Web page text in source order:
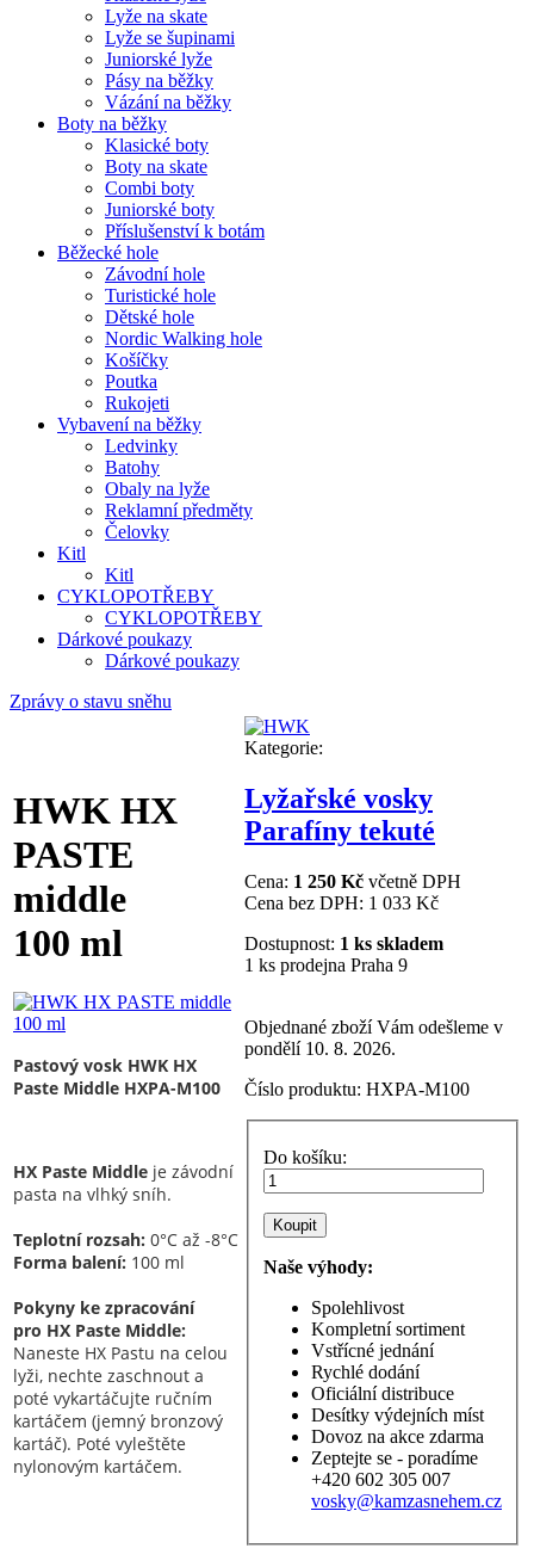
Lyže na skate
Lyže se šupinami
Juniorské lyže
Pásy na běžky
Vázání na běžky
Boty na běžky
Klasické boty
Boty na skate
Combi boty
Juniorské boty
Příslušenství k botám
Běžecké hole
Závodní hole
Turistické hole
Dětské hole
Nordic Walking hole
Košíčky
Poutka
Rukojeti
Vybavení na běžky
Ledvinky
Batohy
Obaly na lyže
Reklamní předměty
Čelovky
Kitl
Kitl
CYKLOPOTŘEBY
CYKLOPOTŘEBY
Dárkové poukazy
Dárkové poukazy
Zprávy o stavu sněhu
HWK HX
PASTE
middle
100 ml
Pastový vosk HWK HX
Paste Middle HXPA-M100
HX Paste Middle je závodní
pasta na vlhký sníh.
Teplotní rozsah: 0°C až -8°C
Forma balení: 100 ml
Pokyny ke zpracování
pro HX Paste Middle:
Naneste HX Pastu na celou
lyži, nechte zaschnout a
poté vykartáčujte ručním
kartáčem (jemný bronzový
kartáč). Poté vyleštěte
nylonovým kartáčem.
Kategorie:
Lyžařské vosky
Parafíny tekuté
Cena: 1 250 Kč včetně DPH
Cena bez DPH: 1 033 Kč
Dostupnost: 1 ks skladem
1 ks prodejna Praha 9
Objednané zboží Vám odešleme v
pondělí 10. 8. 2026.
Číslo produktu: HXPA-M100
Do košíku:
Naše výhody:
Spolehlivost
Kompletní sortiment
Vstřícné jednání
Rychlé dodání
Oficiální distribuce
Desítky výdejních míst
Dovoz na akce zdarma
Zeptejte se - poradíme
+420 602 305 007
vosky@kamzasnehem.cz